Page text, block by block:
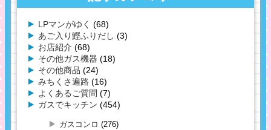
LPマンがゆく (68)
あご入り鰹ふりだし (3)
お店紹介 (68)
その他ガス機器 (18)
その他商品 (24)
みちくさ遍路 (16)
よくあるご質問 (7)
ガスでキッチン (454)
ガスコンロ (276)